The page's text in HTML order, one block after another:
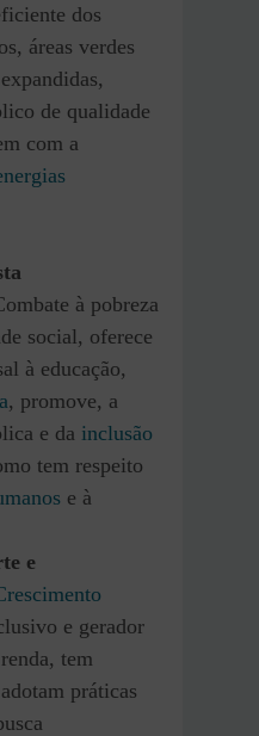
dos
áreas verdes
de qualidade
com a
à pobreza
social, oferece
à educação,
, promove, a
e da inclusão
tem respeito
e à
e
e gerador
tem
práticas